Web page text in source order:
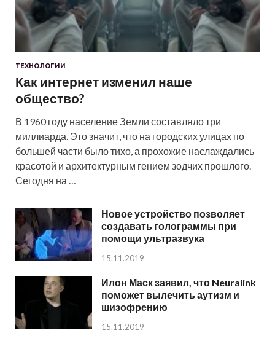
ТЕХНОЛОГИИ
Как интернет изменил наше
общество?
В 1960 году население Земли составляло три
миллиарда. Это значит, что на городских улицах по
большей части было тихо, а прохожие наслаждались
красотой и архитектурным гением зодчих прошлого.
Сегодня на …
Новое устройство позволяет
создавать голограммы при
помощи ультразвука
15.11.2019
Илон Маск заявил, что Neuralink
поможет вылечить аутизм и
шизофрению
15.11.2019